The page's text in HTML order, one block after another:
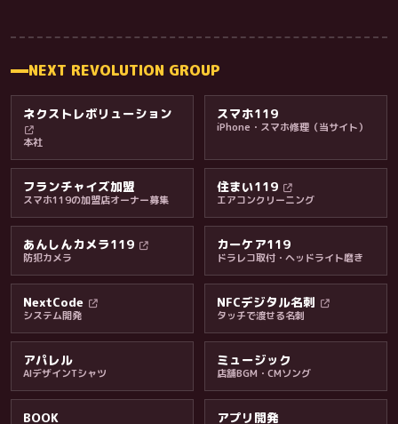
料金・保証・ご案内
NEXT REVOLUTION GROUP
ネクストレボリューション
本社
スマホ119
iPhone・スマホ修理（当サイト）
フランチャイズ加盟
スマホ119の加盟店オーナー募集
住まい119
エアコンクリーニング
あんしんカメラ119
防犯カメラ
カーケア119
ドラレコ取付・ヘッドライト磨き
NextCode
システム開発
NFCデジタル名刺
タッチで渡せる名刺
アパレル
AIデザインTシャツ
ミュージック
店舗BGM・CMソング
BOOK アプリ開発